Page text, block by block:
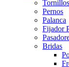
Tornillos
Pernos
Palanca
Fijador
Bridas